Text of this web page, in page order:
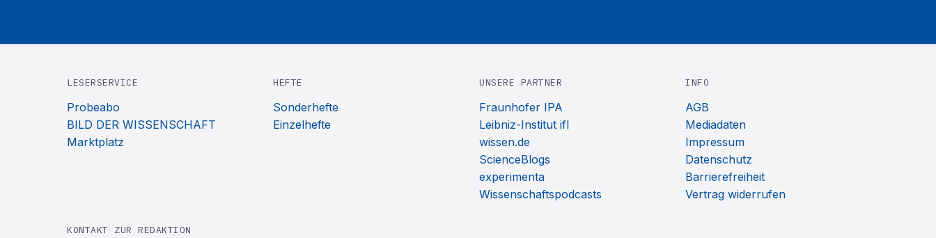
LESERSERVICE
Probeabo
BILD DER WISSENSCHAFT
Marktplatz
HEFTE
Sonderhefte
Einzelhefte
UNSERE PARTNER
Fraunhofer IPA
Leibniz-Institut ifl
wissen.de
ScienceBlogs
experimenta
Wissenschaftspodcasts
INFO
AGB
Mediadaten
Impressum
Datenschutz
Barrierefreiheit
Vertrag widerrufen
KONTAKT ZUR REDAKTION